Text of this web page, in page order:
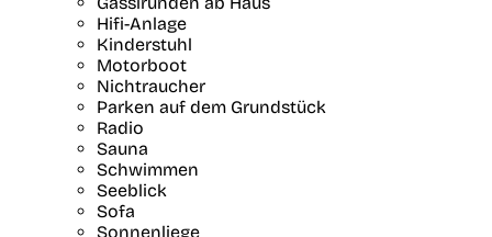
Hifi-Anlage
Kinderstuhl
Motorboot
Nichtraucher
Parken auf dem Grundstück
Radio
Sauna
Schwimmen
Seeblick
Sofa
Sonnenliege